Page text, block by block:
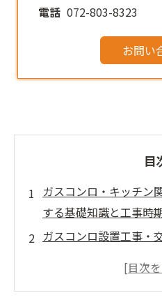
電話 072-803-8323
お問い
目
ガスコンロ・キッチン
する基礎知識と工事時
ガスコンロ設置工事・
ガスコンロ設置工事の